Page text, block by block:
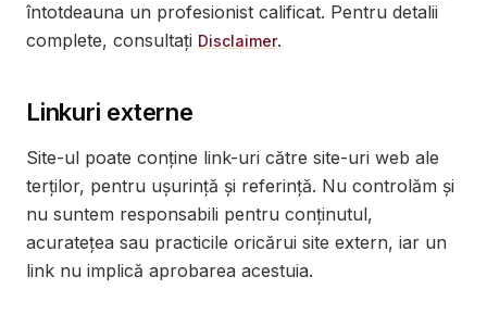
întotdeauna un profesionist calificat. Pentru detalii
complete, consultați Disclaimer.
Linkuri externe
Site-ul poate conține link-uri către site-uri web ale
terților, pentru ușurință și referință. Nu controlăm și
nu suntem responsabili pentru conținutul,
acuratețea sau practicile oricărui site extern, iar un
link nu implică aprobarea acestuia.